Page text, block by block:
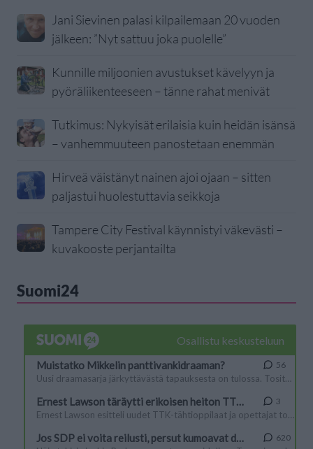
Jani Sievinen palasi kilpailemaan 20 vuoden
jälkeen: ”Nyt sattuu joka puolelle”
Kunnille miljoonien avustukset kävelyyn ja
pyöräliikenteeseen – tänne rahat menivät
Tutkimus: Nykyisät erilaisia kuin heidän isänsä
– vanhemmuuteen panostetaan enemmän
Hirveä väistänyt nainen ajoi ojaan – sitten
paljastui huolestuttavia seikkoja
Tampere City Festival käynnistyi väkevästi –
kuvakooste perjantailta
Suomi24